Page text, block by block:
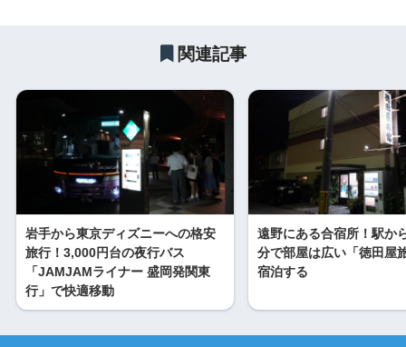
関連記事
岩手から東京ディズニーへの格安
旅行！3,000円台の夜行バス
「JAMJAMライナー 盛岡発関東
行」で快適移動
遠野にある合宿所！駅か
分で部屋は広い「徳田屋
宿泊する